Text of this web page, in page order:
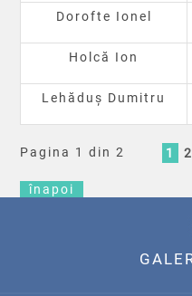
Dorofte Ionel
Holcă Ion
Lehăduș Dumitru
Pagina 1 din 2 1 2
înapoi